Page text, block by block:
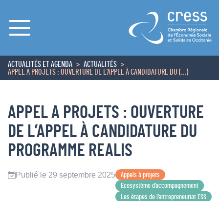
Menu
ACCUEIL
ACTUALITÉS ET AGENDA
ACTUALITÉS
APPEL A PROJETS : OUVERTURE DE L’APPEL À CANDIDATURE DU (…)
APPEL A PROJETS : OUVERTURE
DE L’APPEL À CANDIDATURE DU
PROGRAMME REALIS
Publié le 29 septembre 2025
Appels à projets
Ecosystème d’accompagnement
Les étapes de l’entrepreneuriat ESS